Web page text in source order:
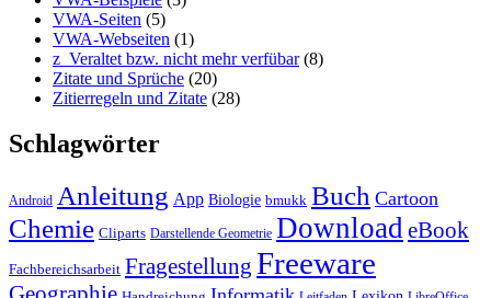
VWA-Seiten (5)
VWA-Webseiten (1)
z_Veraltet bzw. nicht mehr verfübar(8)
Zitate und Sprüche (20)
Zitierregeln und Zitate (28)
Schlagwörter
Android Anleitung App Biologie bmukk Buch Cartoon
Chemie Cliparts Darstellende Geometrie DownloadeBook
Fachbereichsarbeit Fragestellung Freeware